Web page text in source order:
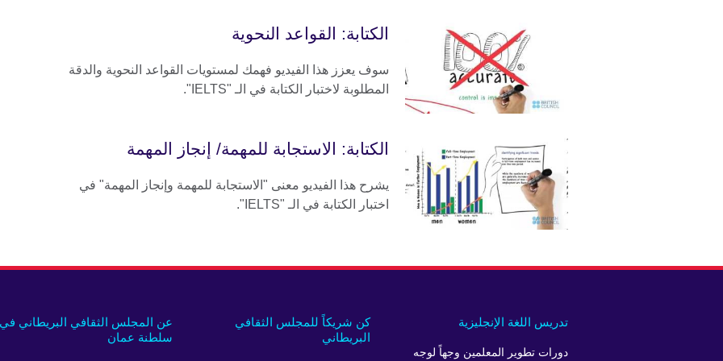
الكتابة: القواعد النحوية
سوف يعزز هذا الفيديو فهمك لمستويات القواعد النحوية والدقة
المطلوبة لاختبار الكتابة في الـ "IELTS".
الكتابة: الاستجابة للمهمة/ إنجاز المهمة
يشرح هذا الفيديو معنى "الاستجابة للمهمة وإنجاز المهمة" في
اختبار الكتابة في الـ "IELTS".
عن المجلس الثقافي البريطاني في
سلطنة عمان
كن شريكاً للمجلس الثقافي
البريطاني
تدريس اللغة الإنجليزية
دورات تطوير المعلمين وجهاً لوجه